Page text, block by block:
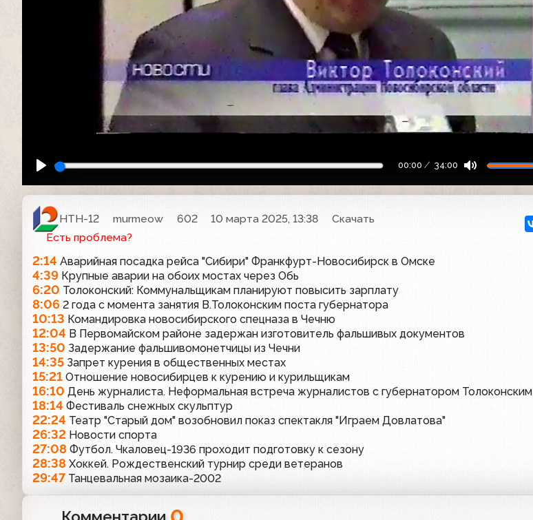
00:00 34:00
НТН-12 murmeow 602 10 марта 2025, 13:38
Скачать
Есть проблема?
2:14 Аварийная посадка рейса "Сибири" Франкфурт-Новосибирск в Омске
4:39 Крупные аварии на обоих мостах через Обь
6:20 Толоконский: Коммунальщикам планируют повысить зарплату
8:06 2 года с момента занятия В.Толоконским поста губернатора
10:13 Командировка новосибирского спецназа в Чечню
12:04 В Первомайском районе задержан изготовитель фальшивых документов
13:50 Задержание фальшивомонетчицы из Чечни
14:35 Запрет курения в общественных местах
15:21 Отношение новосибирцев к курению и курильщикам
16:10 День журналиста. Неформальная встреча журналистов с губернатором Толоконским
18:14 Фестиваль снежных скульптур
22:24 Театр "Старый дом" возобновил показ спектакля "Играем Довлатова"
26:32 Новости спорта
27:08 Футбол. Чкаловец-1936 проходит подготовку к сезону
28:38 Хоккей. Рождественский турнир среди ветеранов
29:47 Танцевальная мозаика-2002